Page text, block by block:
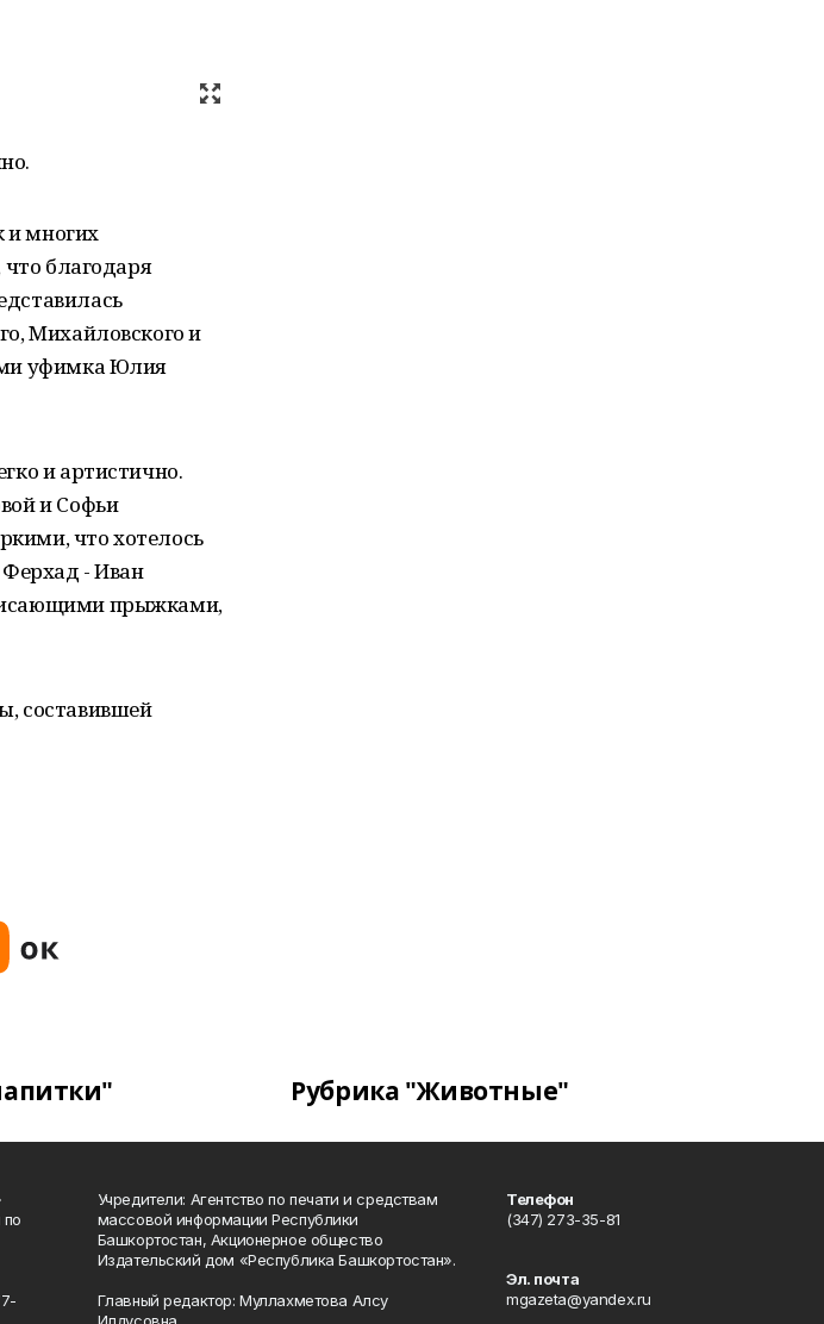
и многих
что благодаря
Михайловского и
уфимка Юлия
и артистично.
и Софьи
что хотелось
- Иван
прыжками,
составившей
Рубрика "Животные"
Учредители: Агентство по печати и средствам
массовой информации Республики
Башкортостан, Акционерное общество
Издательский дом «Республика Башкортостан».
Главный редактор: Муллахметова Алсу
Телефон
(347) 273-35-81
Эл. почта
mgazeta@yandex.ru